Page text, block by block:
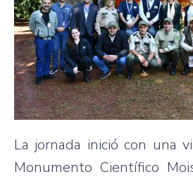
La jornada inició con una
Monumento Científico